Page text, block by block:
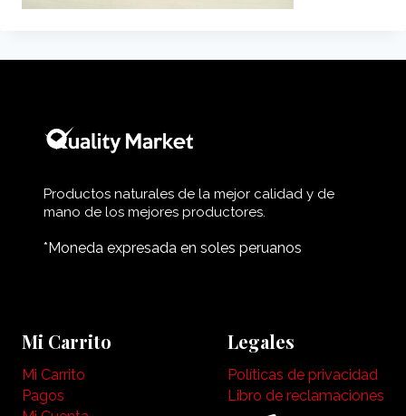
Productos naturales de la mejor calidad y de
mano de los mejores productores.
*Moneda expresada en soles peruanos
Mi Carrito
Mi Carrito
Pagos
Legales
Políticas de privacidad
Libro de reclamaciones